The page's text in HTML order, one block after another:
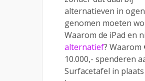
alternatieven in
genomen moeten
Waarom de iPad en
alternatief? Waarom
10.000,- spenderen
Surfacetafel in